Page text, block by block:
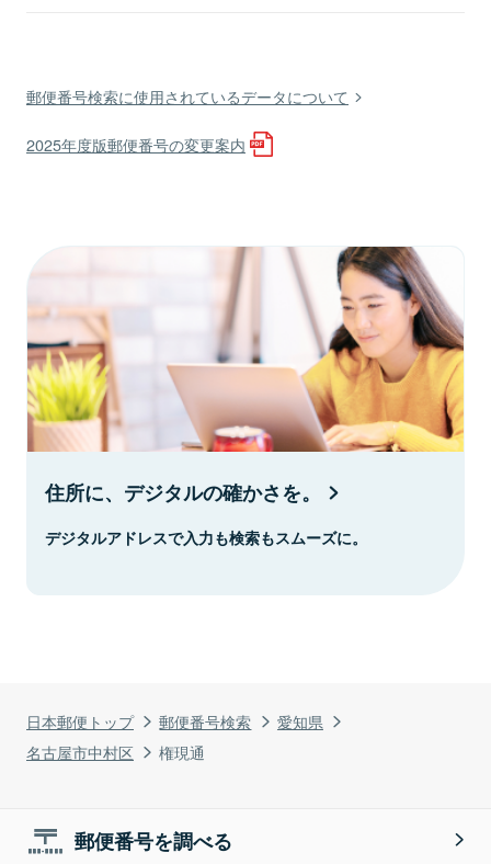
日本郵便トップ 郵便番号検索
愛知県
名古屋市中村区
権現通
郵便番号検索に使用されているデータについて
2025年度版郵便番号の変更案内
住所に、デジタルの確かさを。
デジタルアドレスで入力も検索もスムーズに。
郵便番号を調べる